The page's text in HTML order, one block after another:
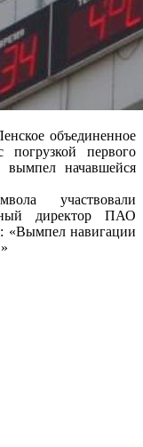
объединенное
погрузкой первого
начавшейся
участвовали
директор ПАО
«Вымпел навигации